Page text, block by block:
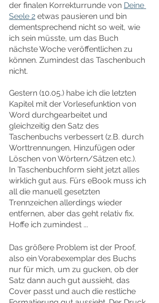
der finalen Korrekturrunde von Deine
Seele 2 etwas pausieren und bin
dementsprechend nicht so weit, wie
ich sein müsste, um das Buch
nächste Woche veröffentlichen zu
können. Zumindest das Taschenbuch
nicht.
Gestern (10.05.) habe ich die letzten
Kapitel mit der Vorlesefunktion von
Word durchgearbeitet und
gleichzeitig den Satz des
Taschenbuchs verbessert (z.B. durch
Worttrennungen, Hinzufügen oder
Löschen von Wörtern/Sätzen etc.).
In Taschenbuchform sieht jetzt alles
wirklich gut aus. Fürs eBook muss ich
all die manuell gesetzten
Trennzeichen allerdings wieder
entfernen, aber das geht relativ fix.
Hoffe ich zumindest ...
Das größere Problem ist der Proof,
also ein Vorabexemplar des Buchs
nur für mich, um zu gucken, ob der
Satz dann auch gut aussieht, das
Cover passt und auch die restliche